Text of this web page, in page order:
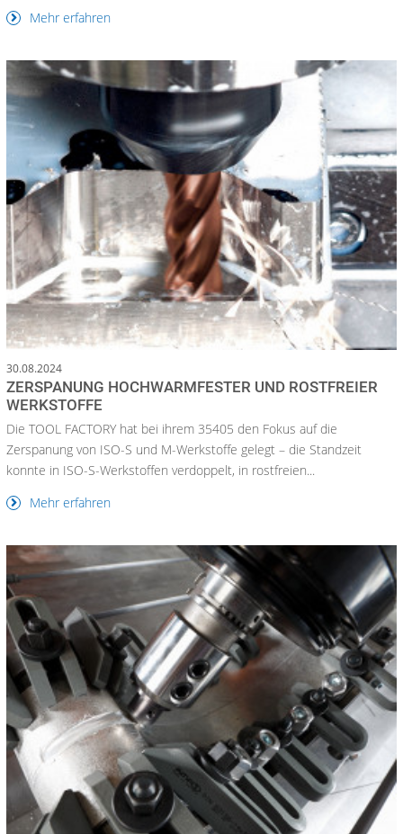
Mehr erfahren
30.08.2024
ZERSPANUNG HOCHWARMFESTER UND ROSTFREIER
WERKSTOFFE
Die TOOL FACTORY hat bei ihrem 35405 den Fokus auf die
Zerspanung von ISO-S und M-Werkstoffe gelegt – die Standzeit
konnte in ISO-S-Werkstoffen verdoppelt, in rostfreien...
Mehr erfahren